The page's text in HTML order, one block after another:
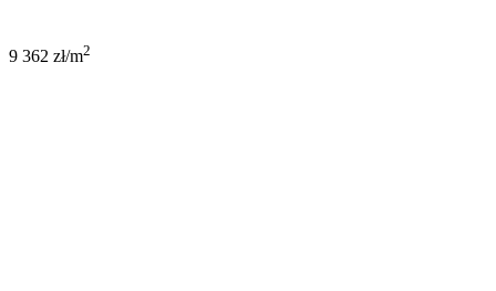
9 362 zł/m2